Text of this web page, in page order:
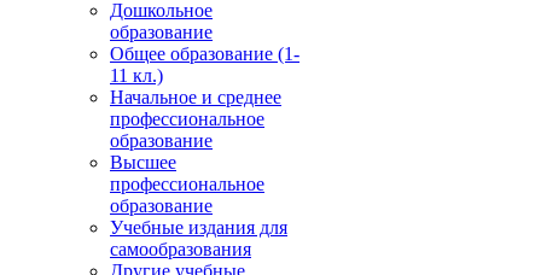
Дошкольное
образование
Общее образование (1-
11 кл.)
Начальное и среднее
профессиональное
образование
Высшее
профессиональное
образование
Учебные издания для
самообразования
Другие учебные